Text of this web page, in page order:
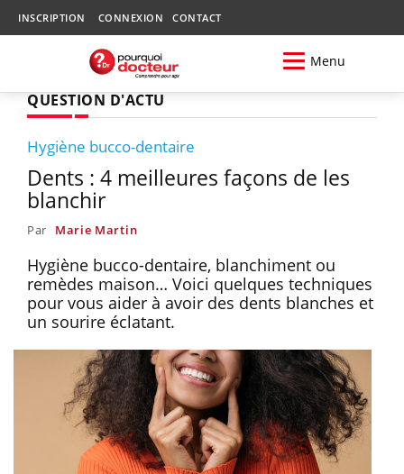
INSCRIPTION CONNEXION CONTACT
Menu
QUESTION D'ACTU
Hygiène bucco-dentaire
Dents : 4 meilleures façons de les
blanchir
Par Marie Martin
Hygiène bucco-dentaire, blanchiment ou
remèdes maison… Voici quelques techniques
pour vous aider à avoir des dents blanches et
un sourire éclatant.